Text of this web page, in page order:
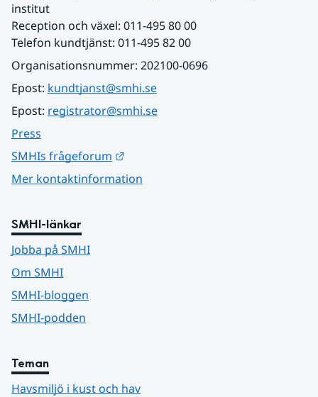
institut
Reception och växel: 011-495 80 00
Telefon kundtjänst: 011-495 82 00
Organisationsnummer: 202100-0696
Epost: kundtjanst@smhi.se
Epost: registrator@smhi.se
Press
SMHIs frågeforum
Mer kontaktinformation
SMHI-länkar
Jobba på SMHI
Om SMHI
SMHI-bloggen
SMHI-podden
Teman
Havsmiljö i kust och hav